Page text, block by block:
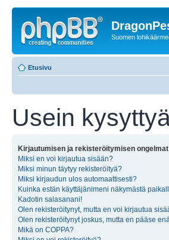
Suomen
Etusivu
Usein
Kirjautumisen ja rekisteröitymisen ongelmat
Miksi en voi kirjautua sisään?
Miksi minun täytyy rekisteröityä?
Miksi kirjaudun ulos automaattisesti?
Kuinka estän käyttäjänimeni näkymästä
Kadotin salasanani!
Olen rekisteröitynyt, mutta en voi kirjautua
Olen rekisteröitynyt joskus, mutta en pääse
Mikä on COPPA?